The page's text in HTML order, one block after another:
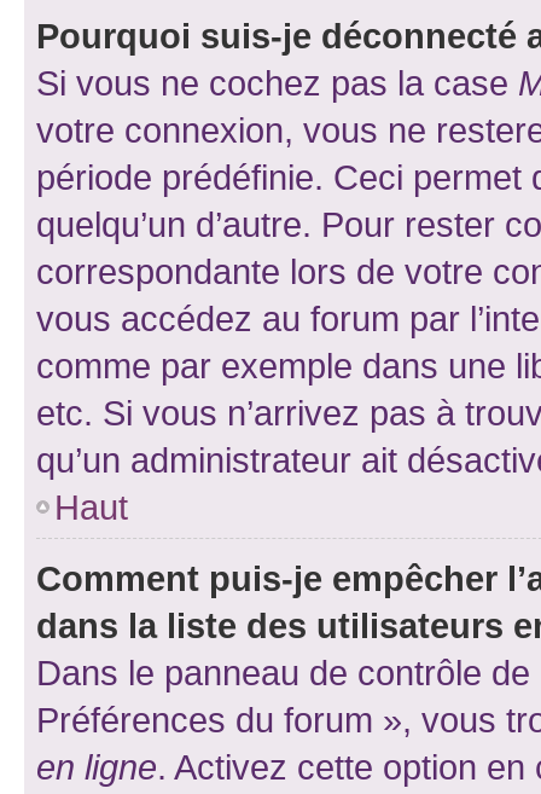
Pourquoi suis-je déconnecté
Si vous ne cochez pas la case
votre connexion, vous ne
période prédéfinie. Ceci permet
quelqu’un d’autre. Pour rester
correspondante lors de votre
vous accédez au forum par
comme par exemple dans une
etc. Si vous n’arrivez pas à
qu’un administrateur ait
Haut
Comment puis-je empêcher
dans la liste des utilisateurs
Dans le panneau de contrôle
Préférences du forum », vous
en ligne. Activez cette option